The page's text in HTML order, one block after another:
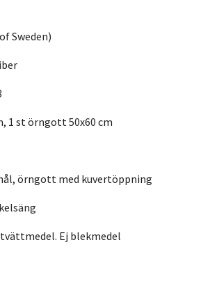
Sweden)
1 st örngott 50x60 cm
örngott med kuvertöppning
Ej blekmedel